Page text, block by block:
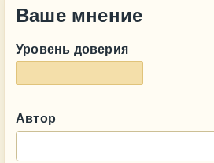
Ваше мнение
Уровень доверия
Автор